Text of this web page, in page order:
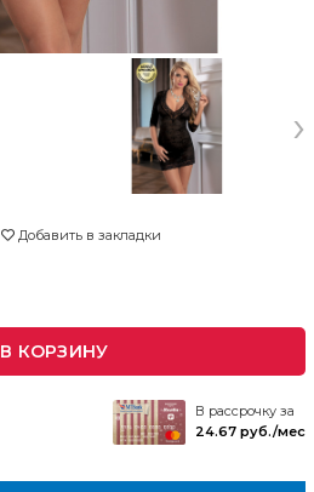
›
Добавить в закладки
В КОРЗИНУ
В рассрочку за
24.67 руб./мес